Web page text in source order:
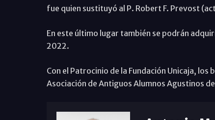
fue quien sustituyó al P. Robert F. Prevost
En este último lugar también se podrán
2022.
Con el Patrocinio de la Fundación Unicaja,
Asociación de Antiguos Alumnos Agustinos